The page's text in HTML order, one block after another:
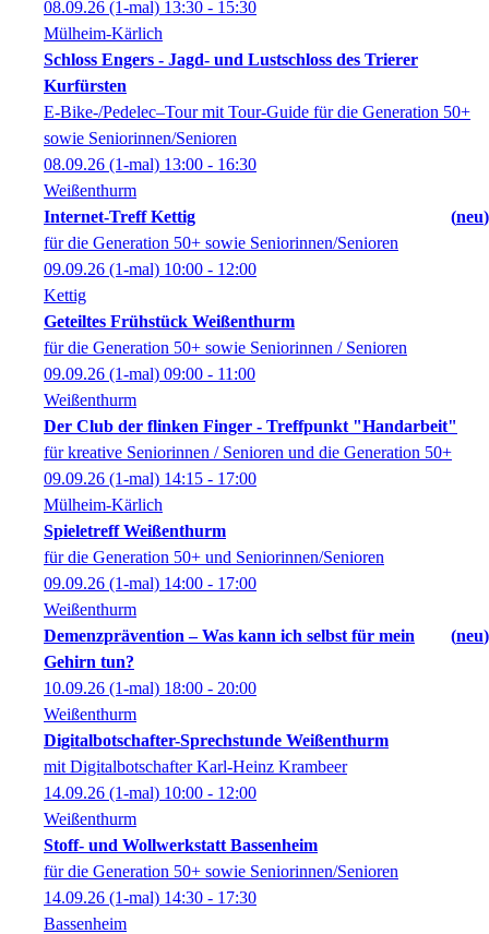
08.09.26 (1-mal) 13:30 - 15:30
Mülheim-Kärlich
Schloss Engers - Jagd- und Lustschloss des Trierer
Kurfürsten
E-Bike-/Pedelec–Tour mit Tour-Guide für die Generation 50+
sowie Seniorinnen/Senioren
08.09.26 (1-mal) 13:00 - 16:30
Weißenthurm
Internet-Treff Kettig
neu
für die Generation 50+ sowie Seniorinnen/Senioren
09.09.26 (1-mal) 10:00 - 12:00
Kettig
Geteiltes Frühstück Weißenthurm
für die Generation 50+ sowie Seniorinnen / Senioren
09.09.26 (1-mal) 09:00 - 11:00
Weißenthurm
Der Club der flinken Finger - Treffpunkt "Handarbeit"
für kreative Seniorinnen / Senioren und die Generation 50+
09.09.26 (1-mal) 14:15 - 17:00
Mülheim-Kärlich
Spieletreff Weißenthurm
für die Generation 50+ und Seniorinnen/Senioren
09.09.26 (1-mal) 14:00 - 17:00
Weißenthurm
Demenzprävention – Was kann ich selbst für mein
Gehirn tun?
neu
10.09.26 (1-mal) 18:00 - 20:00
Weißenthurm
Digitalbotschafter-Sprechstunde Weißenthurm
mit Digitalbotschafter Karl-Heinz Krambeer
14.09.26 (1-mal) 10:00 - 12:00
Weißenthurm
Stoff- und Wollwerkstatt Bassenheim
für die Generation 50+ sowie Seniorinnen/Senioren
14.09.26 (1-mal) 14:30 - 17:30
Bassenheim